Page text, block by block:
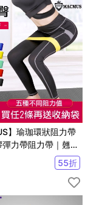
】瑜珈環狀阻力帶
彈力帶阻力帶｜翹臀
展帶｜彈力繩拉力片
55折